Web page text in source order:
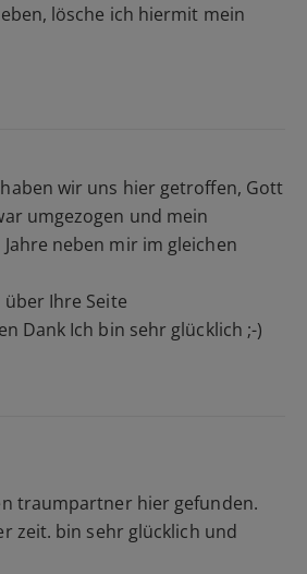
lösche ich hiermit mein
wir uns hier getroffen, Gott
umgezogen und mein
neben mir im gleichen
Ihre Seite
Dank Ich bin sehr glücklich ;-)
traumpartner hier gefunden.
zeit. bin sehr glücklich und